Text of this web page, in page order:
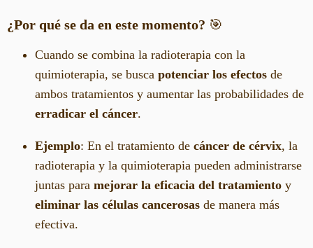
¿Por qué se da en este momento? 🎯
Cuando se combina la radioterapia con la
quimioterapia, se busca potenciar los efectos de
ambos tratamientos y aumentar las probabilidades de
erradicar el cáncer.
Ejemplo: En el tratamiento de cáncer de cérvix, la
radioterapia y la quimioterapia pueden administrarse
juntas para mejorar la eficacia del tratamiento y
eliminar las células cancerosas de manera más
efectiva.